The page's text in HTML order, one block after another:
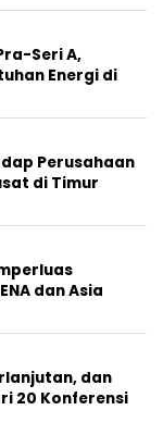
Seri A,
Energi di
Perusahaan
di Timur
dan Asia
dan
20 Konferensi